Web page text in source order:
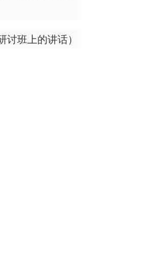
班上的讲话）